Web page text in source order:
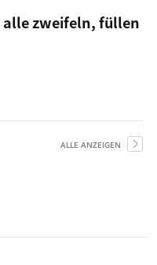
alle zweifeln, füllen
ALLE ANZEIGEN